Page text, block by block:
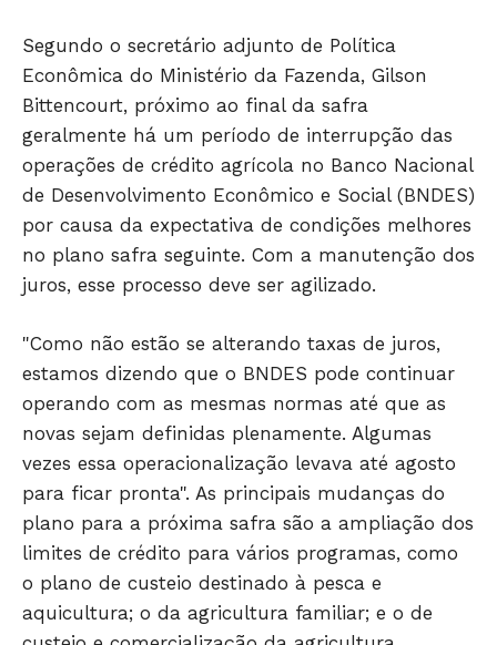
Só Notícias
JUNTE-SE NO WHATSAPP
Segundo o secretário adjunto de Política
Econômica do Ministério da Fazenda, Gilson
Bittencourt, próximo ao final da safra
geralmente há um período de interrupção das
operações de crédito agrícola no Banco Nacional
de Desenvolvimento Econômico e Social (BNDES)
por causa da expectativa de condições melhores
no plano safra seguinte. Com a manutenção dos
juros, esse processo deve ser agilizado.
"Como não estão se alterando taxas de juros,
estamos dizendo que o BNDES pode continuar
operando com as mesmas normas até que as
novas sejam definidas plenamente. Algumas
vezes essa operacionalização levava até agosto
para ficar pronta". As principais mudanças do
plano para a próxima safra são a ampliação dos
limites de crédito para vários programas, como
o plano de custeio destinado à pesca e
aquicultura; o da agricultura familiar; e o de